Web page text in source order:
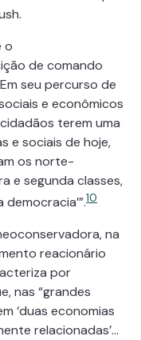
o
de comando
seu percurso de
e econômicos
terem uma
e sociais de hoje,
os norte-
e segunda classes,
10
na
reacionário
por
nas “grandes
‘duas economias
relacionadas’…